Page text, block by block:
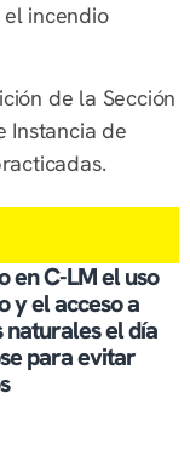
incendio
de la Sección
Instancia de
en C-LM el uso
y el acceso a
naturales el día
para evitar